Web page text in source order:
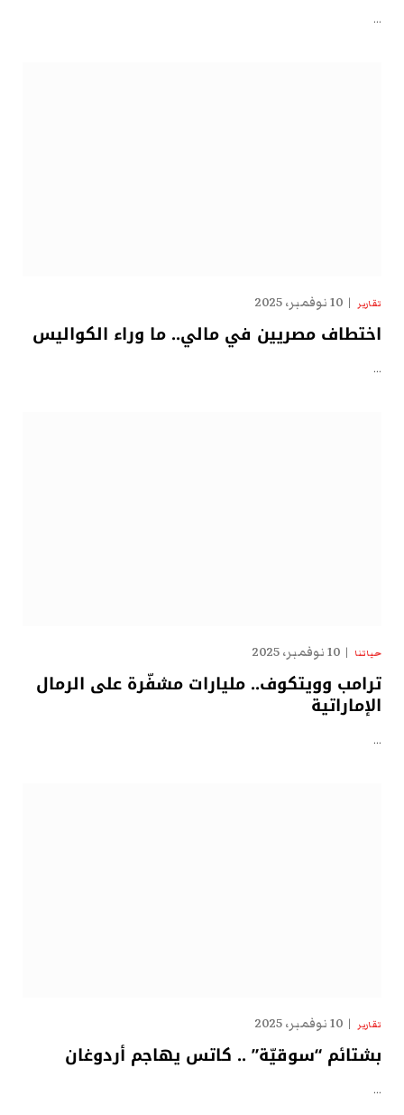
…
تقارير 10 نوفمبر، 2025
اختطاف مصريين في مالي.. ما وراء الكواليس
…
حياتنا 10 نوفمبر، 2025
ترامب وويتكوف.. مليارات مشفّرة على الرمال
الإماراتية
…
تقارير 10 نوفمبر، 2025
بشتائم “سوقيّة” .. كاتس يهاجم أردوغان
…